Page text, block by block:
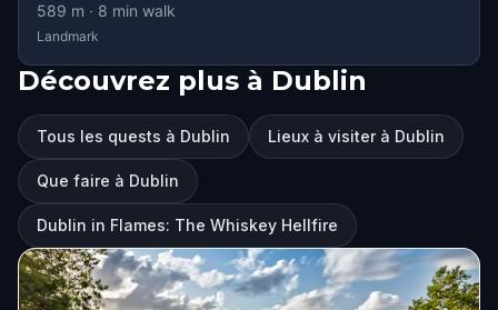
589 m · 8 min walk
Landmark
Découvrez plus à Dublin
Tous les quests à Dublin Lieux à visiter à Dublin
Que faire à Dublin
Dublin in Flames: The Whiskey Hellfire